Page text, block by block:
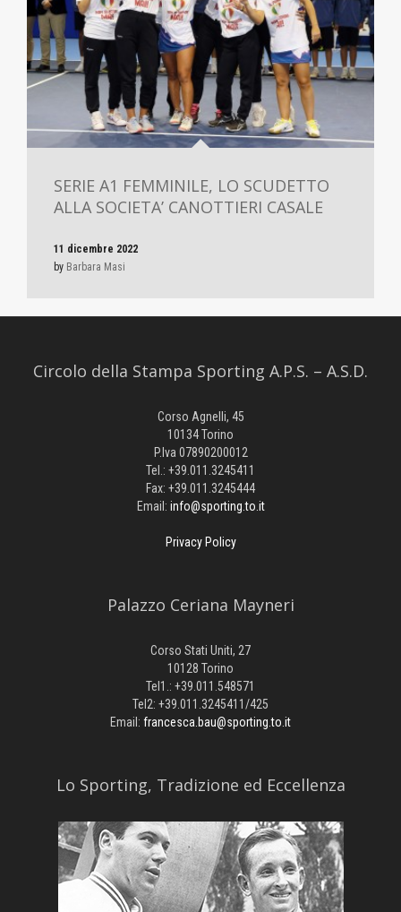
SERIE A1 FEMMINILE, LO SCUDETTO
ALLA SOCIETA’ CANOTTIERI CASALE
11 dicembre 2022
by Barbara Masi
Circolo della Stampa Sporting A.P.S. – A.S.D.
Corso Agnelli, 45
10134 Torino
P.Iva 07890200012
Tel.: +39.011.3245411
Fax: +39.011.3245444
Email: info@sporting.to.it
Privacy Policy
Palazzo Ceriana Mayneri
Corso Stati Uniti, 27
10128 Torino
Tel1.: +39.011.548571
Tel2: +39.011.3245411/425
Email: francesca.bau@sporting.to.it
​Lo Sporting, Tradizione ed Eccellenza